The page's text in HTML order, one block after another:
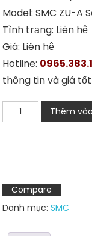
Model: SMC ZU-A
Tình trạng: Liên hệ
Giá: Liên hệ
Hotline:
thông tin và giá
hút
ZU-
A
Series
Thêm
Compare
Danh mục:SMC